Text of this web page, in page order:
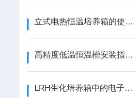
立式电热恒温培养箱的使用技巧与维护建议
高精度低温恒温槽安装指南：步骤与注意事项
LRH生化培养箱中的电子设备和传感器有哪些？